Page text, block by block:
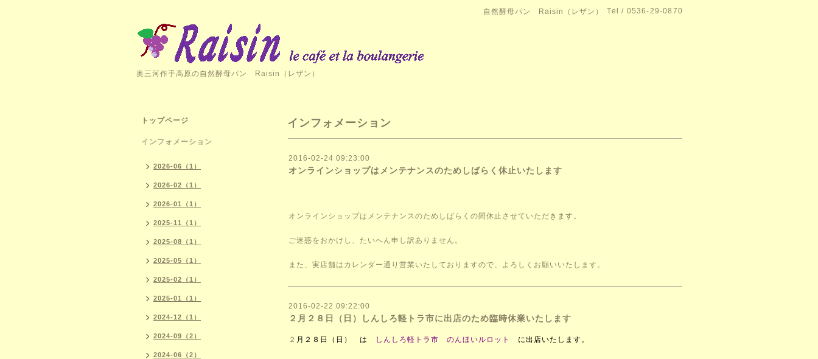
自然酵母パン Raisin（レザン） Tel / 0536-29-0870
奥三河作手高原の自然酵母パン Raisin（レザン）
インフォメーション
2016-02-24 09:23:00
オンラインショップはメンテナンスのためしばらく休止いたします
オンラインショップはメンテナンスのためしばらくの間休止させていただきます。
ご迷惑をおかけし、たいへん申し訳ありません。
また、実店舗はカレンダー通り営業いたしておりますので、よろしくお願いいたします。
2016-02-22 09:22:00
２月２８日（日）しんしろ軽トラ市に出店のため臨時休業いたします
２ 月２８日（日） は しんしろ軽トラ市 のんほいルロット に出店いたします。
トップページ
インフォメーション
2026-06（1）
2026-02（1）
2026-01（1）
2025-11（1）
2025-08（1）
2025-05（1）
2025-02（1）
2025-01（1）
2024-12（1）
2024-09（2）
2024-06（2）